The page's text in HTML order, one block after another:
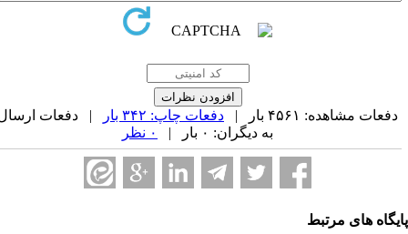
دفعات مشاهده: ۴۵۶۱ بار | دفعات چاپ: ۳۴۲ بار
| دفعات ارسال
به دیگران: ۰ بار |
های مرتبط